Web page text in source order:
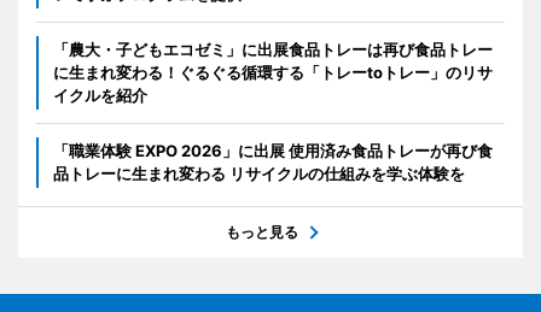
「農大・子どもエコゼミ」に出展食品トレーは再び食品トレー
に生まれ変わる！ぐるぐる循環する「トレーtoトレー」のリサ
イクルを紹介
「職業体験 EXPO 2026」に出展 使用済み食品トレーが再び食
品トレーに生まれ変わる リサイクルの仕組みを学ぶ体験を
もっと見る